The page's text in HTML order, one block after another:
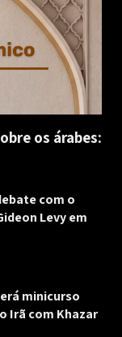
os árabes:
com o
Levy em
minicurso
Irã com Khazar